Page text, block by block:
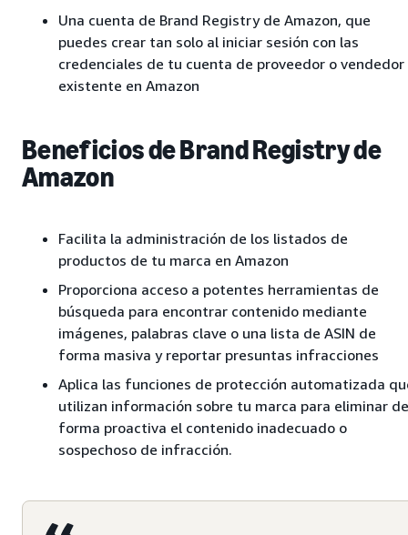
Una cuenta de Brand Registry de Amazon, que
puedes crear tan solo al iniciar sesión con las
credenciales de tu cuenta de proveedor o vendedor
existente en Amazon
Beneficios de Brand Registry de
Amazon
Facilita la administración de los listados de
productos de tu marca en Amazon
Proporciona acceso a potentes herramientas de
búsqueda para encontrar contenido mediante
imágenes, palabras clave o una lista de ASIN de
forma masiva y reportar presuntas infracciones
Aplica las funciones de protección automatizada
utilizan información sobre tu marca para eliminar de
forma proactiva el contenido inadecuado o
sospechoso de infracción.